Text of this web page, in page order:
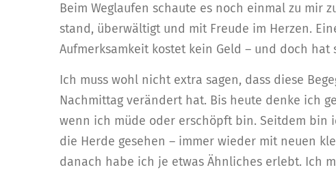
Beim Weglaufen schaute es noch einmal zu mir
stand, überwältigt und mit Freude im Herzen.
Aufmerksamkeit kostet kein Geld – und doch
Ich muss wohl nicht extra sagen, dass diese
Nachmittag verändert hat. Bis heute denke ich
wenn ich müde oder erschöpft bin. Seitdem bin
die Herde gesehen – immer wieder mit neuen
danach habe ich je etwas Ähnliches erlebt. Ich